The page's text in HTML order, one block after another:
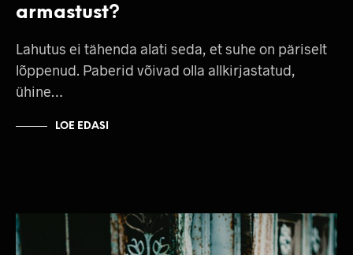
armastust?
Lahutus ei tähenda alati seda, et suhe on päriselt
lõppenud. Paberid võivad olla allkirjastatud,
ühine…
LOE EDASI